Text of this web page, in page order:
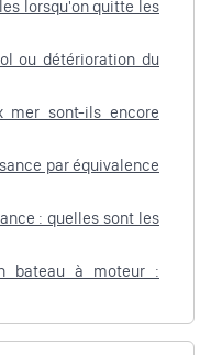
lorsqu'on quitte les
ou détérioration du
mer sont-ils encore
par équivalence
: quelles sont les
bateau à moteur :